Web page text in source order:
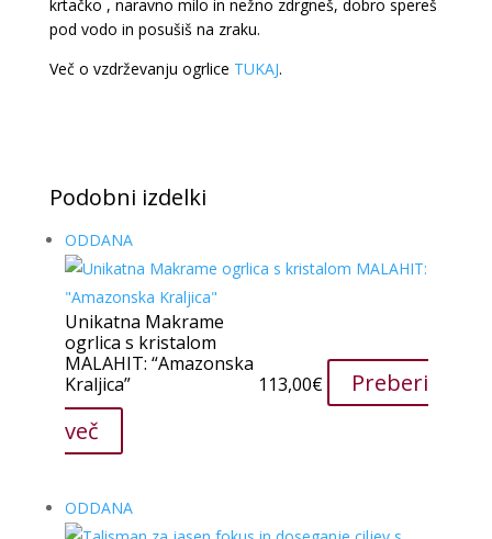
krtačko , naravno milo in nežno zdrgneš, dobro spereš
pod vodo in posušiš na zraku.
Več o vzdrževanju ogrlice TUKAJ.
Podobni izdelki
ODDANA
Unikatna Makrame
ogrlica s kristalom
MALAHIT: “Amazonska
Kraljica”
113,00€
Preberi
več
ODDANA